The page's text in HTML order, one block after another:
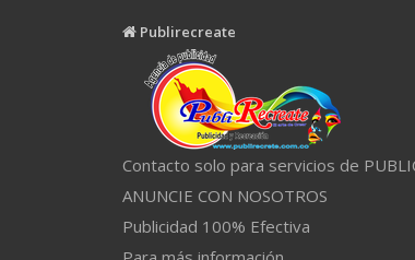
Publirecreate
Contacto solo para servicios de
ANUNCIE CON NOSOTROS
Publicidad 100% Efectiva